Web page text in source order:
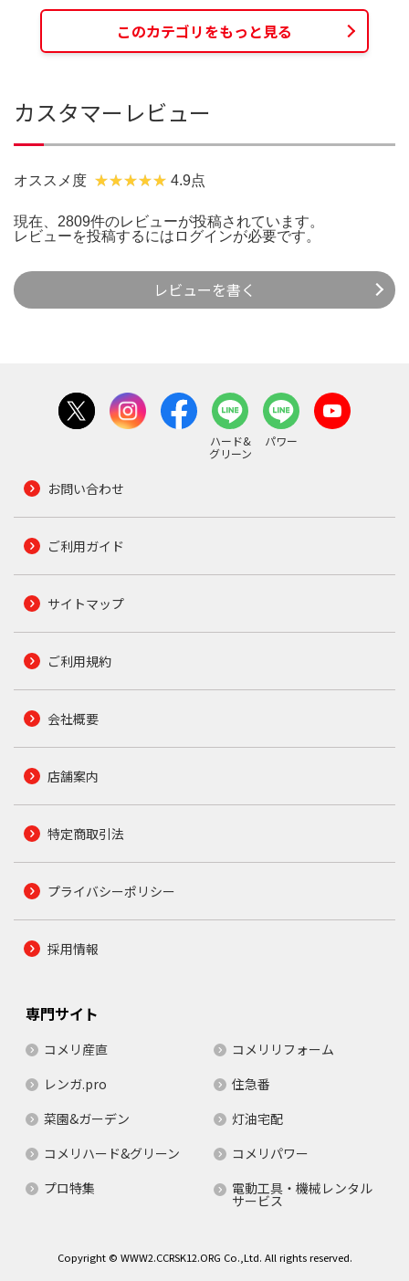
このカテゴリをもっと見る
カスタマーレビュー
オススメ度 4.9点
現在、2809件のレビューが投稿されています。
レビューを投稿するには ログインが必要です。
レビューを書く
ハード&
グリーン
パワー
お問い合わせ
ご利用ガイド
サイトマップ
ご利用規約
会社概要
店舗案内
特定商取引法
プライバシーポリシー
採用情報
専門サイト
コメリ産直
コメリリフォーム
レンガ.pro
住急番
菜園&ガーデン
灯油宅配
コメリハード&グリーン
コメリパワー
プロ特集
電動工具・機械レンタル
サービス
Copyright © WWW2.CCRSK12.ORG Co.,Ltd. All rights reserved.